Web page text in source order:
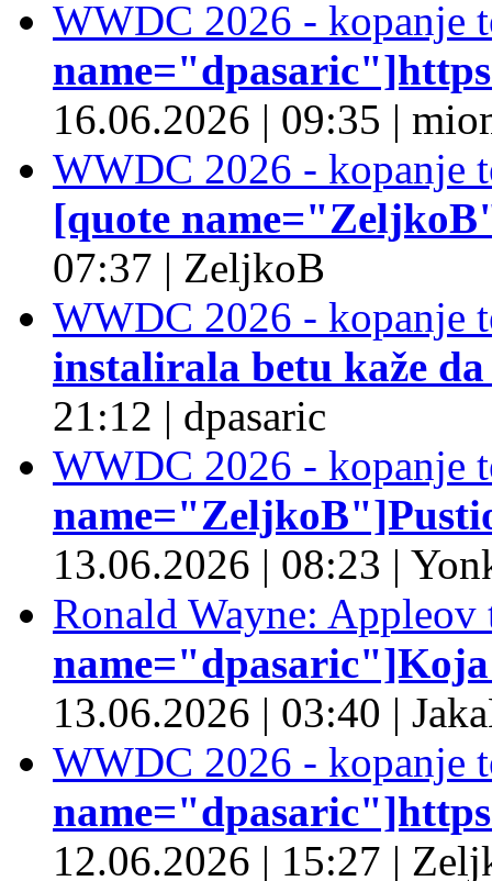
WWDC 2026 - kopanje
16.06.2026 | 09:35 |
WWDC 2026 - kopanje
[quote
07:37 | ZeljkoB
WWDC 2026 - kopanje
instalirala betu kaže
21:12 | dpasaric
WWDC 2026 - kopanje
13.06.2026 | 08:23 |
Ronald Wayne:
13.06.2026 | 03:40 |
WWDC 2026 - kopanje
12.06.2026 | 15:27 |